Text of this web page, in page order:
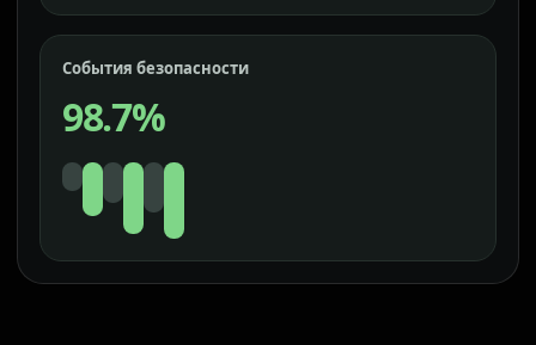
События безопасности
98.7%